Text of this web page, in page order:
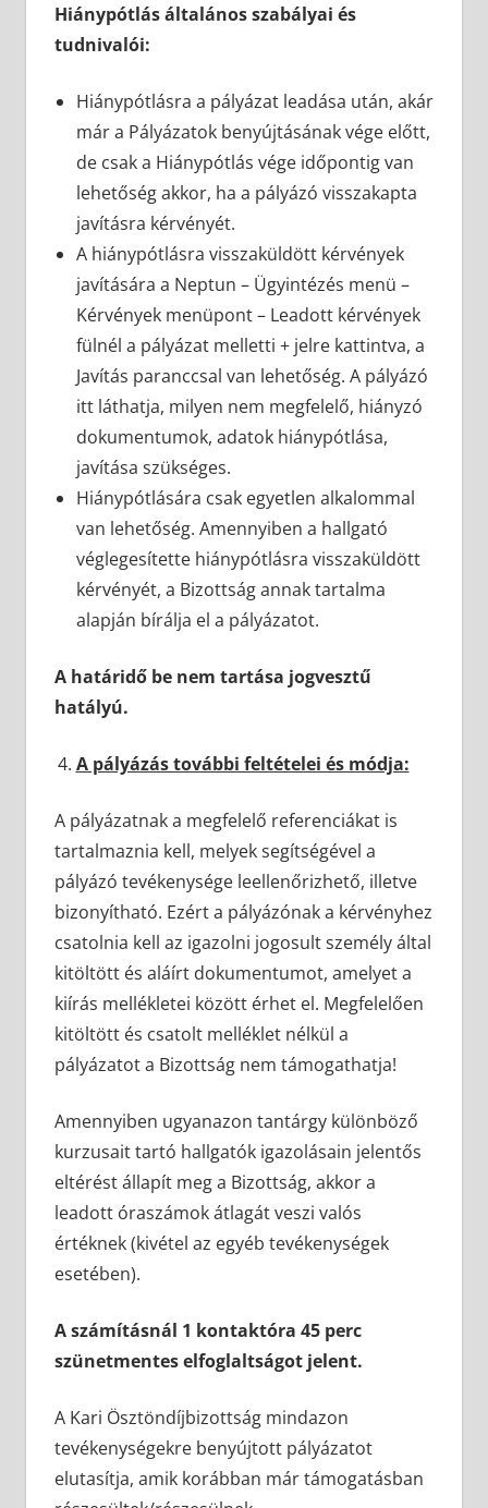
Hiánypótlás általános szabályai és
tudnivalói:
Hiánypótlásra a pályázat leadása után, akár
már a Pályázatok benyújtásának vége előtt,
de csak a Hiánypótlás vége időpontig van
lehetőség akkor, ha a pályázó visszakapta
javításra kérvényét.
A hiánypótlásra visszaküldött kérvények
javítására a Neptun – Ügyintézés menü –
Kérvények menüpont – Leadott kérvények
fülnél a pályázat melletti + jelre kattintva, a
Javítás paranccsal van lehetőség. A pályázó
itt láthatja, milyen nem megfelelő, hiányzó
dokumentumok, adatok hiánypótlása,
javítása szükséges.
Hiánypótlására csak egyetlen alkalommal
van lehetőség. Amennyiben a hallgató
véglegesítette hiánypótlásra visszaküldött
kérvényét, a Bizottság annak tartalma
alapján bírálja el a pályázatot.
A határidő be nem tartása jogvesztű
hatályú.
A pályázás további feltételei és módja:
A pályázatnak a megfelelő referenciákat is
tartalmaznia kell, melyek segítségével a
pályázó tevékenysége leellenőrizhető, illetve
bizonyítható. Ezért a pályázónak a kérvényhez
csatolnia kell az igazolni jogosult személy által
kitöltött és aláírt dokumentumot, amelyet a
kiírás mellékletei között érhet el. Megfelelően
kitöltött és csatolt melléklet nélkül a
pályázatot a Bizottság nem támogathatja!
Amennyiben ugyanazon tantárgy különböző
kurzusait tartó hallgatók igazolásain jelentős
eltérést állapít meg a Bizottság, akkor a
leadott óraszámok átlagát veszi valós
értéknek (kivétel az egyéb tevékenységek
esetében).
A számításnál 1 kontaktóra 45 perc
szünetmentes elfoglaltságot jelent.
A Kari Ösztöndíjbizottság mindazon
tevékenységekre benyújtott pályázatot
elutasítja, amik korábban már támogatásban